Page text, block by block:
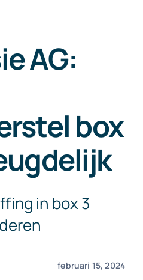
Online
op!
AG:
box
in box 3
februari 15, 2024